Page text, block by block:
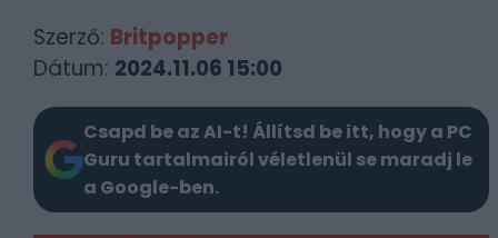
Szerző: Britpopper
Dátum: 2024.11.06 15:00
Csapd be az AI-t! Állítsd be itt, hogy a PC
Guru tartalmairól véletlenül se maradj le
a Google-ben.